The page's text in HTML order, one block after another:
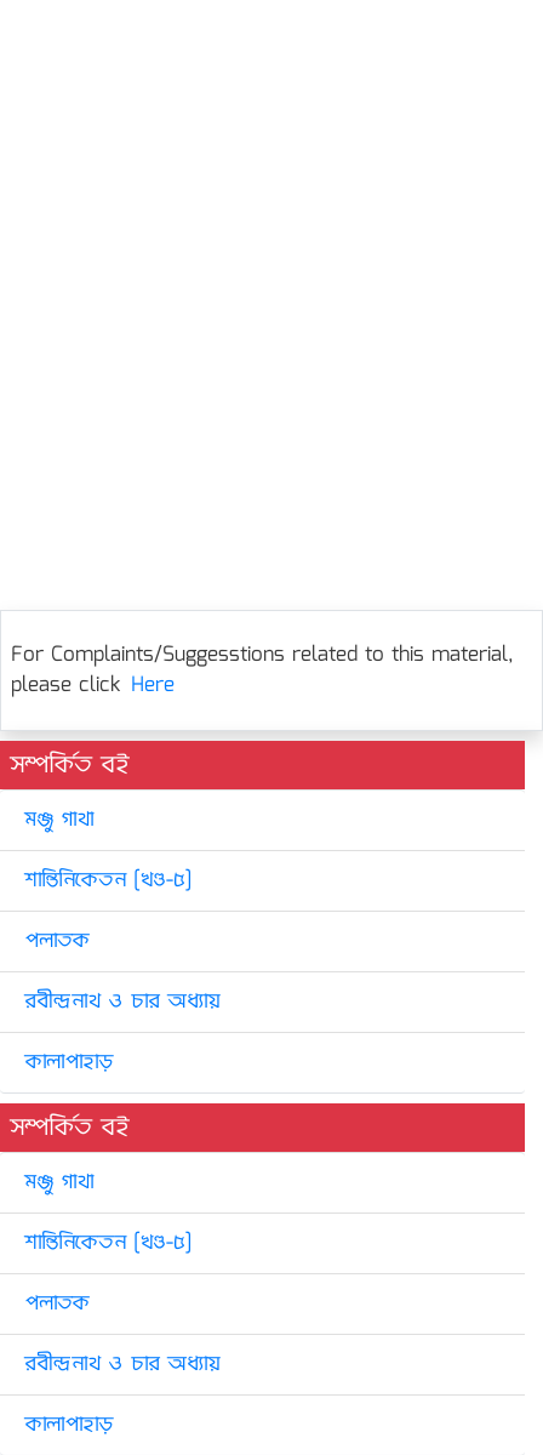
For Complaints/Suggesstions related to this material,
please click Here
সম্পর্কিত বই
মঞ্জু গাথা
শান্তিনিকেতন [খণ্ড-৫]
পলাতক
রবীন্দ্রনাথ ও চার অধ্যায়
কালাপাহাড়
সম্পর্কিত বই
মঞ্জু গাথা
শান্তিনিকেতন [খণ্ড-৫]
পলাতক
রবীন্দ্রনাথ ও চার অধ্যায়
কালাপাহাড়